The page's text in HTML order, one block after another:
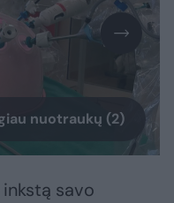
nuotraukų (2)
savo